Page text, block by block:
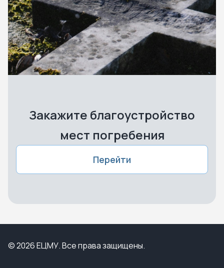
Закажите благоустройство
мест погребения
Перейти
© 2026 ЕЦМУ. Все права защищены.